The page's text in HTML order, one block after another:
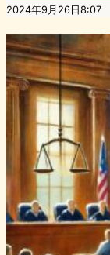
2024年9月26日8:07